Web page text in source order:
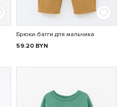
Брюки-багги для мальчика
59.20 BYN